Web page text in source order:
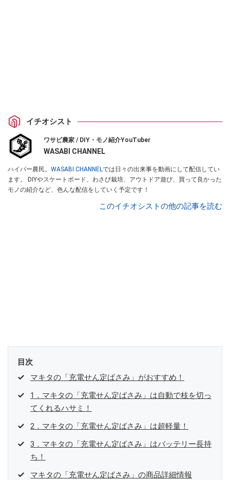
イチオシスト
ワサビ農家 / DIY・モノ紹介YouTuber
WASABI CHANNEL
ハイパー農民。 WASABI CHANNELでは日々の出来事を動画にして配信してい
ます。 DIYやスケートボード、わさび栽培、アウトドア遊び、買って良かった
モノの紹介など、色んな配信をしていく予定です！
このイチオシストの他の記事を読む
目次
マキタの「充電せん定ばさみ」がおすすめ！
1．マキタの「充電せん定ばさみ」は自動で枝を切っ
てくれるハサミ！
2．マキタの「充電せん定ばさみ」は超軽量！
3．マキタの「充電せん定ばさみ」はバッテリー長持
ち！
マキタの「充電せん定ばさみ」の商品詳細情報